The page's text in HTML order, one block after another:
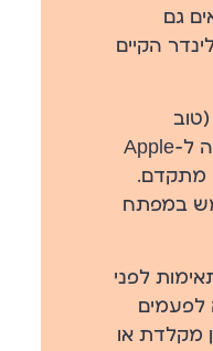
גם
הקיים
לשכירות). תאימות מלאה ל-Apple
HomeKit. Auto-Unlock מתקדם.
במפתח
לפני
לפעמים
מקלדת או